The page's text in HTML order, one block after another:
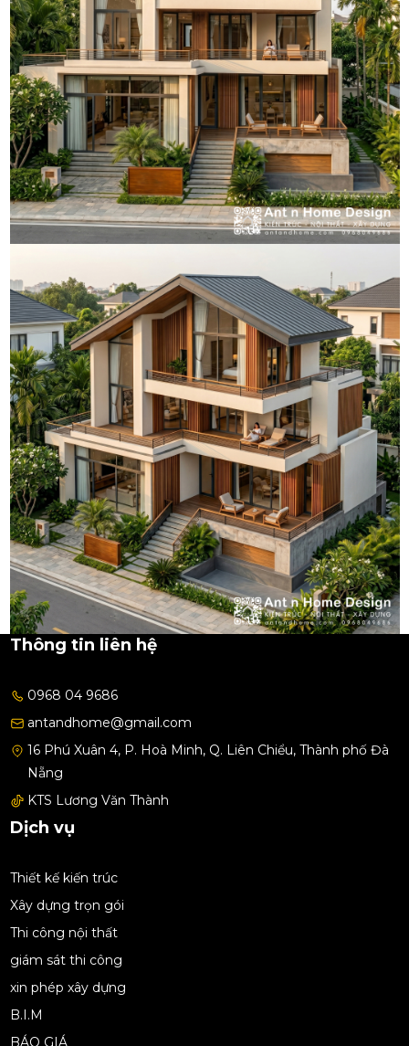
Thông tin liên hệ
0968 04 9686
antandhome@gmail.com
16 Phú Xuân 4, P. Hoà Minh, Q. Liên Chiểu, Thành phố Đà
Nẵng
KTS Lương Văn Thành
Dịch vụ
Thiết kế kiến trúc
Xây dựng trọn gói
Thi công nội thất
giám sát thi công
xin phép xây dựng
B.I.M
BÁO GIÁ